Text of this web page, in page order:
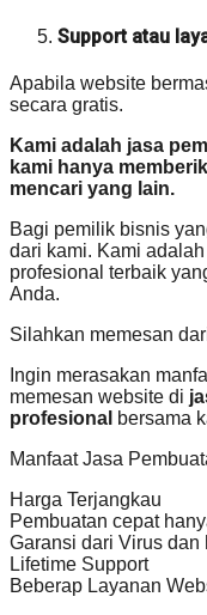
Support atau
Apabila website
secara gratis.
Kami adalah jasa
kami hanya
mencari yang lain.
Bagi pemilik bisnis
dari kami. Kami
profesional terbaik
Anda.
Silahkan memesan
Ingin merasakan
memesan website di
profesional bersama
Manfaat Jasa
Harga Terjangkau
Pembuatan cepat
Garansi dari Virus dan
Lifetime Support
Beberap Layanan